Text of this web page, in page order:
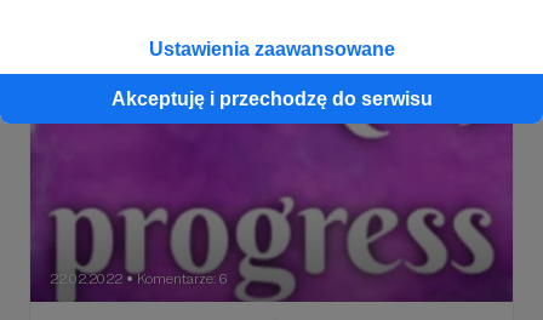
Ustawienia zaawansowane
Akceptuję i przechodzę do serwisu
22.02.2022 ● Komentarze: 6